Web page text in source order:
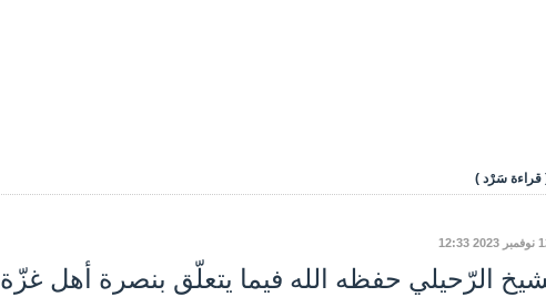
قراءة سَرْد )
الرّحيلي حفظه الله فيما يتعلّق بنصرة أهل غزّة